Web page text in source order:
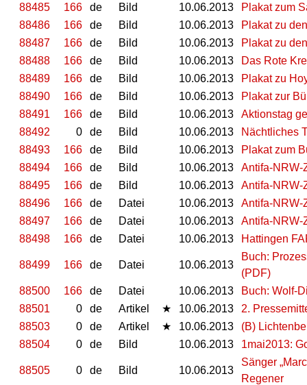
88485
166 de Bild 10.06.2013
Plakat zum
88486
166 de Bild 10.06.2013
Plakat zu
88487
166 de Bild 10.06.2013
Plakat zu
88488
166 de Bild 10.06.2013
Das Rote
88489
166 de Bild 10.06.2013
Plakat zu
88490
166 de Bild 10.06.2013
Plakat zur
88491
166 de Bild 10.06.2013
Aktionstag
88492
0 de Bild 10.06.2013
Nächtliches
88493
166 de Bild 10.06.2013
Plakat zum
88494
166 de Bild 10.06.2013
Antifa-NRW-
88495
166 de Bild 10.06.2013
Antifa-NRW-
88496
166 de Datei 10.06.2013
Antifa-NRW-
88497
166 de Datei 10.06.2013
Antifa-NRW-
88498
166 de Datei 10.06.2013 Hattingen
88499 166 de Datei 10.06.2013
Buch:
(PDF)
88500
166 de Datei 10.06.2013
Buch: Wolf-
88501
0 de Artikel ★ 10.06.2013
2.
88503
0 de Artikel ★ 10.06.2013
(B)
88504
0 de Bild 10.06.2013 1mai2013:
88505 0 de Bild 10.06.2013
Sänger
Regener